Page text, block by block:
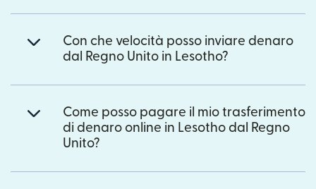
Con che velocità posso inviare denaro
dal Regno Unito in Lesotho?
Come posso pagare il mio trasferimento
di denaro online in Lesotho dal Regno
Unito?